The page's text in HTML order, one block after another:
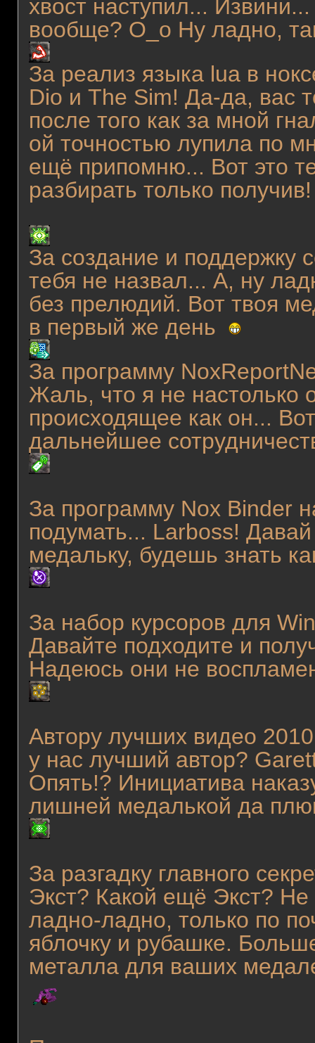
хвост наступил...
вообще? О_о Ну ладно,
За реализ языка lua в
Dio и The Sim! Да-да, вас
после того как за мной
ой точностью лупила по
ещё припомню... Вот это
разбирать только
За создание и поддержку
тебя не назвал... А, ну
без прелюдий. Вот твоя
в первый же день
За программу
Жаль, что я не настолько
происходящее как он...
дальнейшее
За программу Nox Binder
подумать... Larboss!
медальку, будешь знать
За набор курсоров для
Давайте подходите и
Надеюсь они не
Автору лучших видео
у нас лучший автор?
Опять!? Инициатива
лишней медалькой да
За разгадку главного
Экст? Какой ещё Экст?
ладно-ладно, только по
яблочку и рубашке.
металла для ваших